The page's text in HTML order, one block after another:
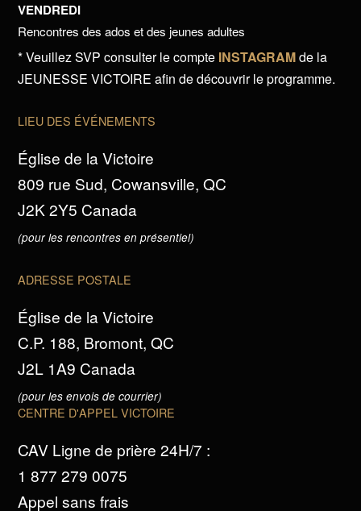
VENDREDI
Rencontres des ados et des jeunes adultes
* Veuillez SVP consulter le compte INSTAGRAMde la
JEUNESSE VICTOIRE afin de découvrir le programme.
LIEU DES ÉVÉNEMENTS
Église de la Victoire
809 rue Sud, Cowansville, QC
J2K 2Y5 Canada
(pour les rencontres en présentiel)
ADRESSE POSTALE
Église de la Victoire
C.P. 188, Bromont, QC
J2L 1A9 Canada
(pour les envois de courrier)
CENTRE D'APPEL VICTOIRE
CAV Ligne de prière 24H/7 :
1 877 279 0075
Appel sans frais